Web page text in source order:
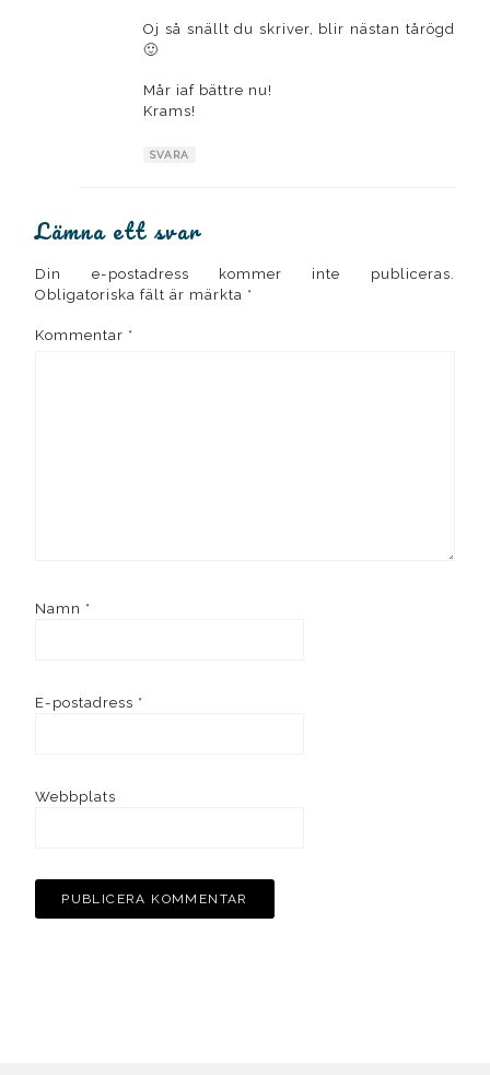
Oj så snällt du skriver, blir nästan tårögd
🙂
Mår iaf bättre nu!
Krams!
SVARA
Lämna ett svar
Din e-postadress kommer inte publiceras.
Obligatoriska fält är märkta *
Kommentar *
Namn *
E-postadress *
Webbplats